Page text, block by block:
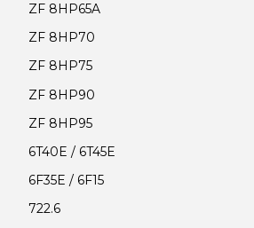
ZF 8HP65A
ZF 8HP70
ZF 8HP75
ZF 8HP90
ZF 8HP95
6T40E / 6T45E
6F35E / 6F15
722.6